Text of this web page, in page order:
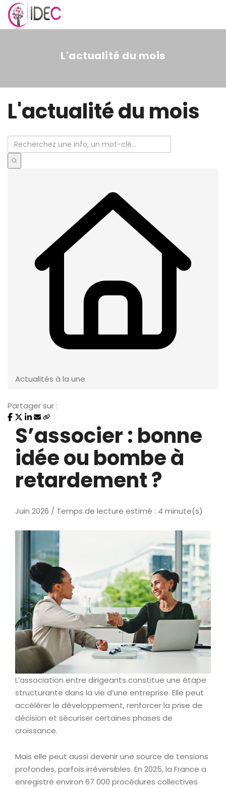
MENU
L'actualité du mois
L'actualité du mois
Actualités à la une
Partager sur :
S’associer : bonne
idée ou bombe à
retardement ?
Juin 2026 / Temps de lecture estimé : 4 minute(s)
L’association entre dirigeants constitue une étape
structurante dans la vie d’une entreprise. Elle peut
accélérer le développement, renforcer la prise de
décision et sécuriser certaines phases de
croissance.
Mais elle peut aussi devenir une source de tensions
profondes, parfois irréversibles. En 2025, la France a
enregistré environ 67 000 procédures collectives